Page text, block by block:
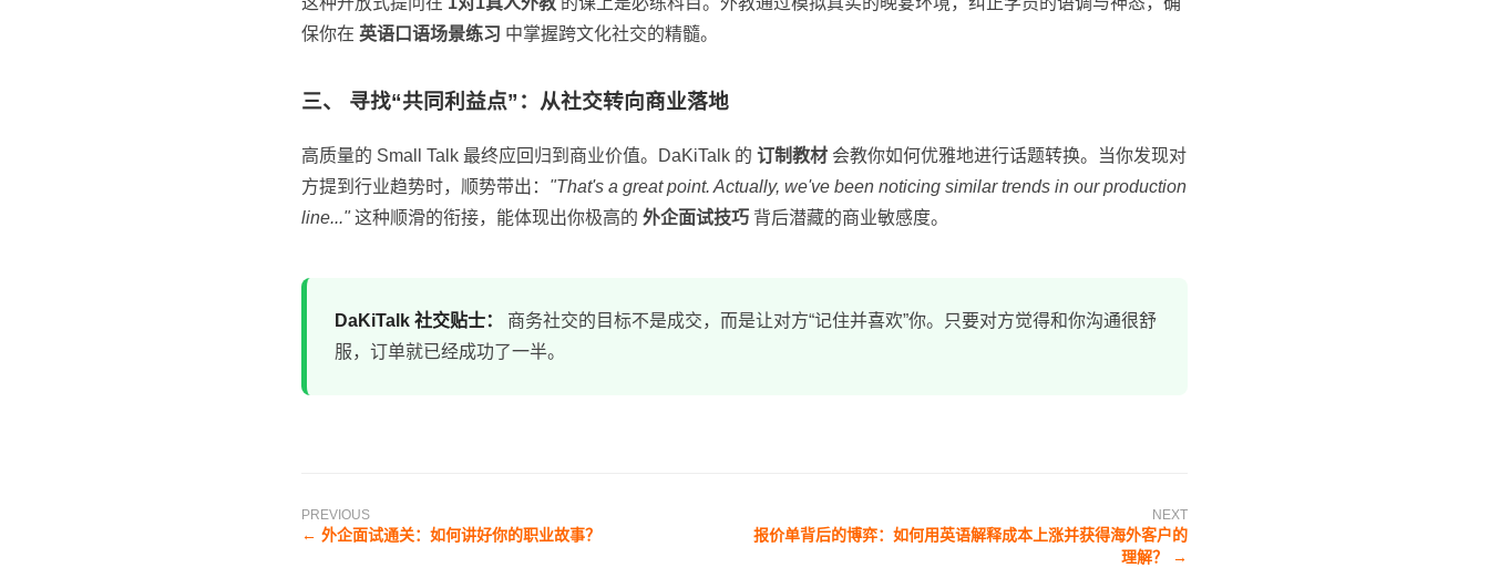
保你在 英语口语场景练习 中掌握跨文化社交的精髓。
三、 寻找“共同利益点”：从社交转向商业落地
高质量的 Small Talk 最终应回归到商业价值。DaKiTalk 的 订制教材 会教你如何优雅地进行话题转换。当你发现对
方提到行业趋势时，顺势带出： "That's a great point. Actually, we've been noticing similar trends in our production
line..."这种顺滑的衔接，能体现出你极高的 外企面试技巧 背后潜藏的商业敏感度。
DaKiTalk 社交贴士：
商务社交的目标不是成交，而是让对方“记住并喜欢”你。只要对方觉得和你沟通很舒
服，订单就已经成功了一半。
PREVIOUS
← 外企面试通关：如何讲好你的职业故事？
NEXT
报价单背后的博弈：如何用英语解释成本上涨并获得海外客户的
理解？ →